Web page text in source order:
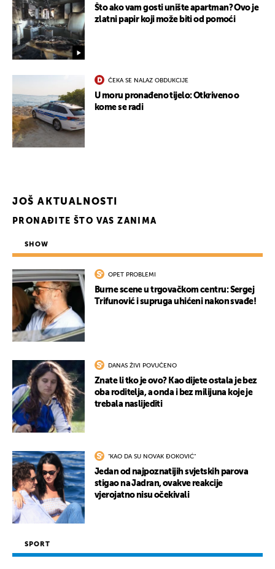
Što ako vam gosti unište apartman? Ovo je
zlatni papir koji može biti od pomoći
ČEKA SE NALAZ OBDUKCIJE
U moru pronađeno tijelo: Otkriveno o
kome se radi
JOŠ AKTUALNOSTI
PRONAĐITE ŠTO VAS ZANIMA
SHOW
OPET PROBLEMI
Burne scene u trgovačkom centru: Sergej
Trifunović i supruga uhićeni nakon svađe!
DANAS ŽIVI POVUČENO
Znate li tko je ovo? Kao dijete ostala je bez
oba roditelja, a onda i bez milijuna koje je
trebala naslijediti
"KAO DA SU NOVAK ĐOKOVIĆ"
Jedan od najpoznatijih svjetskih parova
stigao na Jadran, ovakve reakcije
vjerojatno nisu očekivali
SPORT